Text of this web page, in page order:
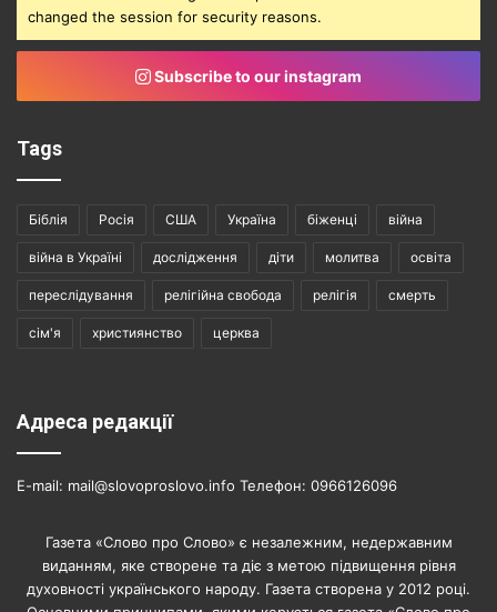
changed the session for security reasons.
Subscribe to our instagram
Tags
Біблія Росія США Україна біженці війна
війна в Україні дослідження діти молитва освіта
переслідування релігійна свобода релігія смерть
сім'я християнство церква
Адреса редакції
E-mail: mail@slovoproslovo.info Телефон: 0966126096
Газета «Слово про Слово» є незалежним, недержавним
виданням, яке створене та діє з метою підвищення рівня
духовності українського народу. Газета створена у 2012 році.